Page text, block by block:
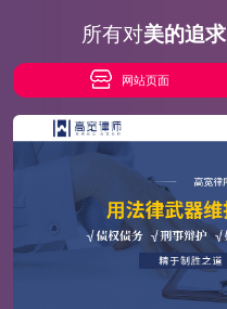
所有对美的追求
网站页面